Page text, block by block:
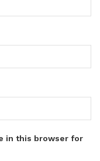
in this browser for